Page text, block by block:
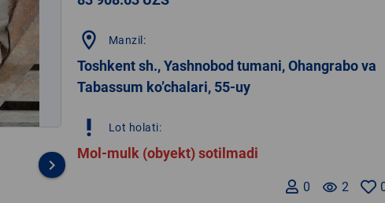
keyboard_arrow_right
location_on Manzil:
Toshkent sh., Yashnobod tumani, Ohangrabo va
Tabassum ko’chalari, 55-uy
priority_high Lot holati:
Mol-mulk (obyekt) sotilmadi
remove_red_eye 2
0